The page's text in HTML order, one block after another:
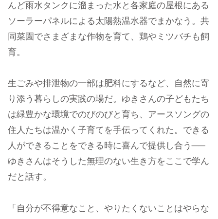
んど雨水タンクに溜まった水と各家庭の屋根にある
ソーラーパネルによる太陽熱温水器でまかなう。共
同菜園でさまざまな作物を育て、鶏やミツバチも飼
育。
生ごみや排泄物の一部は肥料にするなど、自然に寄
り添う暮らしの実践の場だ。ゆきさんの子どもたち
は緑豊かな環境でのびのびと育ち、アースソングの
住人たちは温かく子育てを手伝ってくれた。できる
人ができることをできる時に喜んで提供し合う──
ゆきさんはそうした無理のない生き方をここで学ん
だと話す。
「自分が不得意なこと、やりたくないことはやらな